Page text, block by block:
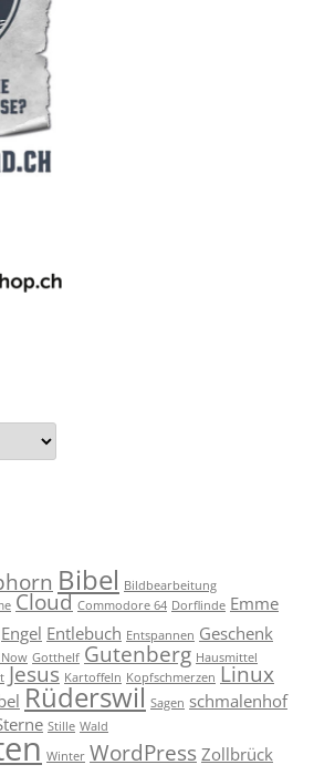
Bibel Bildbearbeitung
Cloud Commodore 64 Dorflinde Emme
Engel Entlebuch Entspannen Geschenk
Gotthelf Gutenberg Hausmittel
Jesus Kartoffeln Kopfschmerzen Linux
Rüderswil Sagen schmalenhof
Stille Wald
Winter WordPress Zollbrück